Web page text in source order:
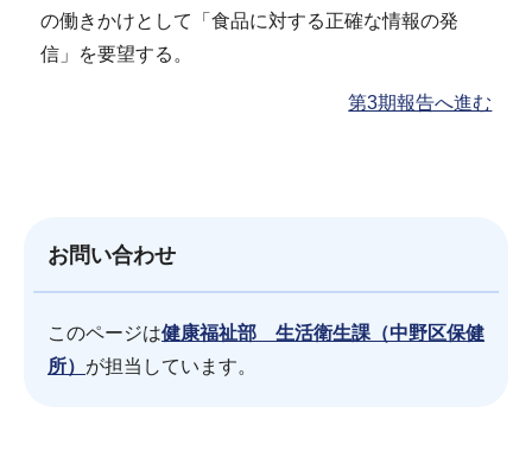
の働きかけとして「食品に対する正確な情報の発
信」を要望する。
第3期報告へ進む
お問い合わせ
このページは健康福祉部 生活衛生課（中野区保健
所） が担当しています。